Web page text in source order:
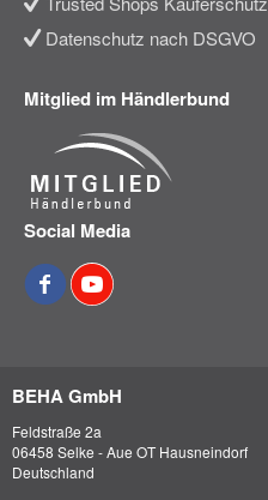
Datenschutz nach DSGVO
Mitglied im Händlerbund
Social Media
BEHA GmbH
Feldstraße 2a
06458 Selke - Aue OT Hausneindorf
Deutschland